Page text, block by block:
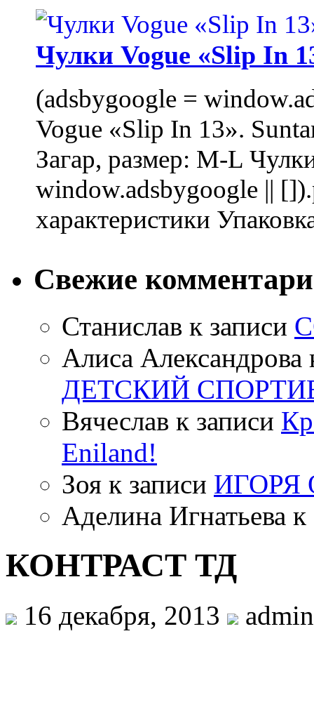
Чулки Vogue «Slip In
(adsbygoogle =
Vogue «Slip In 13».
Загар, размер: M-L
window.adsbygoogle ||
характеристики
Свежие
Станислав к записи
Алиса Александрова
ДЕТСКИЙ
Вячеслав к записи
Eniland!
Зоя к записи ИГОРЯ
Аделина Игнатьева к
КОНТРАСТ ТД
16 декабря, 2013 admin